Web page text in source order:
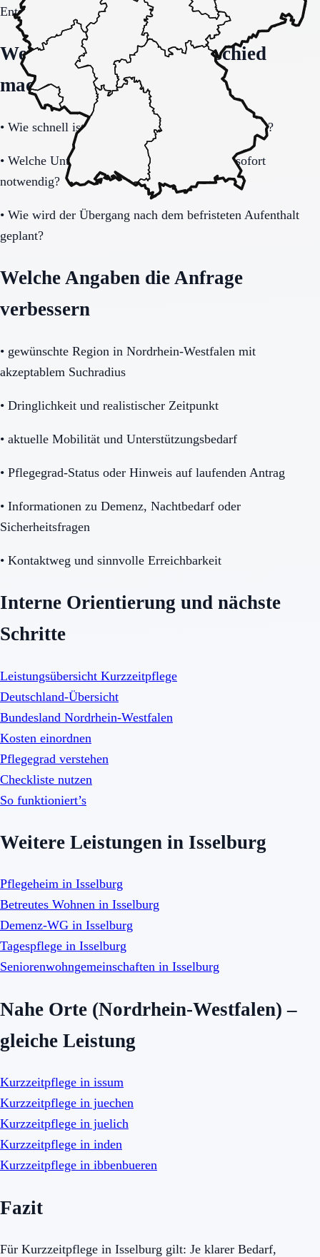
Entscheidung vollständig klären.
Welche Fragen den Unterschied
machen
• Wie schnell ist eine Aufnahme realistisch möglich?
• Welche Unterlagen und Informationen sind sofort
notwendig?
• Wie wird der Übergang nach dem befristeten Aufenthalt
geplant?
Welche Angaben die Anfrage
verbessern
• gewünschte Region in Nordrhein-Westfalen mit
akzeptablem Suchradius
• Dringlichkeit und realistischer Zeitpunkt
• aktuelle Mobilität und Unterstützungsbedarf
• Pflegegrad-Status oder Hinweis auf laufenden Antrag
• Informationen zu Demenz, Nachtbedarf oder
Sicherheitsfragen
• Kontaktweg und sinnvolle Erreichbarkeit
Interne Orientierung und nächste
Schritte
Leistungsübersicht Kurzzeitpflege
Deutschland-Übersicht
Bundesland Nordrhein-Westfalen
Kosten einordnen
Pflegegrad verstehen
Checkliste nutzen
So funktioniert’s
Weitere Leistungen in Isselburg
Pflegeheim in Isselburg
Betreutes Wohnen in Isselburg
Demenz-WG in Isselburg
Tagespflege in Isselburg
Seniorenwohngemeinschaften in Isselburg
Nahe Orte (Nordrhein-Westfalen) –
gleiche Leistung
Kurzzeitpflege in issum
Kurzzeitpflege in juechen
Kurzzeitpflege in juelich
Kurzzeitpflege in inden
Kurzzeitpflege in ibbenbueren
Fazit
Für Kurzzeitpflege in Isselburg gilt: Je klarer Bedarf,